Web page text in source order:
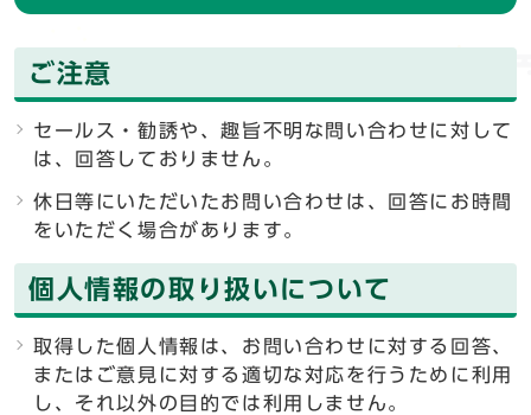
ご注意
セールス・勧誘や、趣旨不明な問い合わせに対して
は、回答しておりません。
休日等にいただいたお問い合わせは、回答にお時間
をいただく場合があります。
個人情報の取り扱いについて
取得した個人情報は、お問い合わせに対する回答、
またはご意見に対する適切な対応を行うために利用
し、それ以外の目的では利用しません。